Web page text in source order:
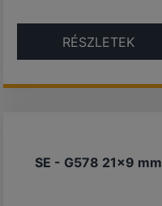
RÉSZLETEK
SE - G578 21×9 mm